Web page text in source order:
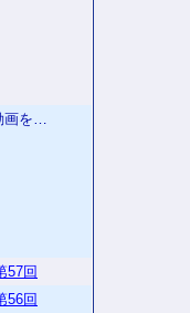
画を…
57回
56回